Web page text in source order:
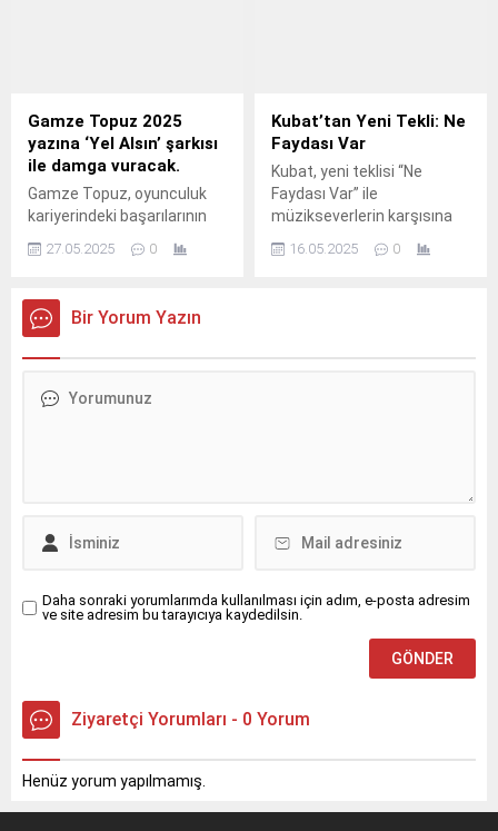
Gamze Topuz 2025
yazına ‘Yel Alsın’ şarkısı
ile damga vuracak.
Gamze Topuz, oyunculuk
kariyerindeki başarılarının
"Yel Alsın" adlı şarkısıyla
27.05.2025 0
Kubat’tan Yeni Tekli: Ne
Faydası Var
Kubat, yeni teklisi “Ne
Faydası Var” ile
müzikseverlerin karşısına
16.05.2025 0
Bir Yorum Yazın
Daha sonraki yorumlarımda kullanılması için adım, e-posta adresim
ve site adresim bu tarayıcıya kaydedilsin.
Ziyaretçi Yorumları - 0 Yorum
Henüz yorum yapılmamış.